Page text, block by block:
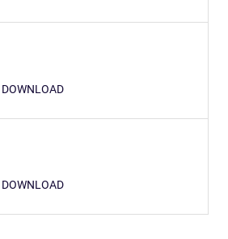
DOWNLOAD
DOWNLOAD